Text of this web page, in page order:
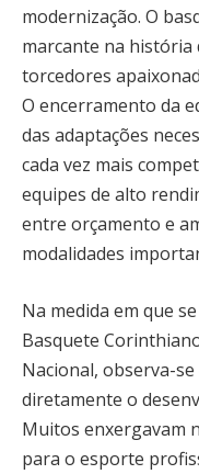
modernização. O
marcante na história
torcedores
O encerramento da
das adaptações
cada vez mais
equipes de alto
entre orçamento e
modalidades
Na medida em que
Basquete
Nacional, observa-
diretamente o
Muitos enxergavam
para o esporte